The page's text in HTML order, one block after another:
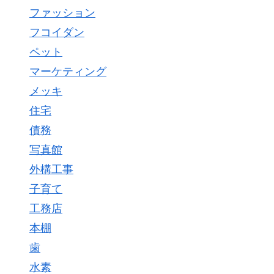
ファッション
フコイダン
ペット
マーケティング
メッキ
住宅
債務
写真館
外構工事
子育て
工務店
本棚
歯
水素